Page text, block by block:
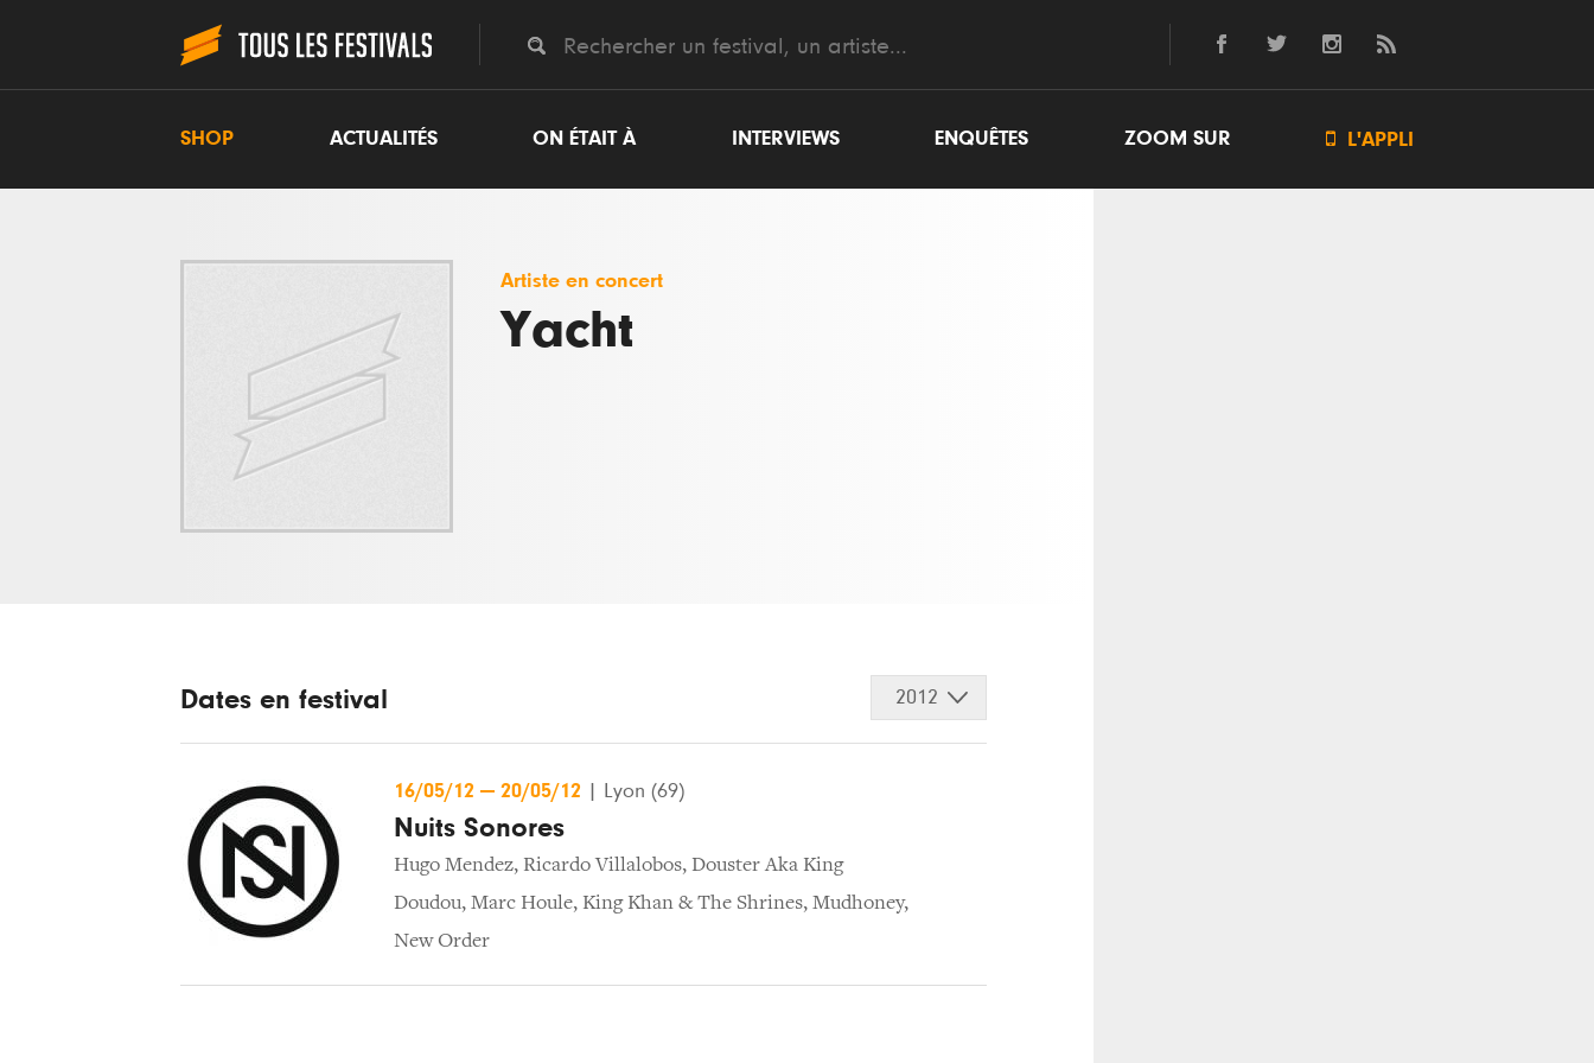
SHOP ACTUALITÉS ON ÉTAIT À INTERVIEWS ENQUÊTES ZOOM SUR  L'APPLI
Artiste en concert
Yacht
Dates en festival 2012
16/05/12 — 20/05/12 Lyon (69)
Nuits Sonores
Hugo Mendez, Ricardo Villalobos, Douster Aka King
Doudou, Marc Houle, King Khan & The Shrines, Mudhoney,
New Order